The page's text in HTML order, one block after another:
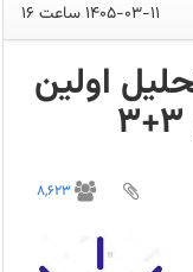
1405-03-11 ساعت 16
اولین
8,623